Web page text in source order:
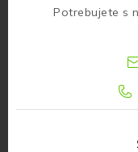
Potrebujete s